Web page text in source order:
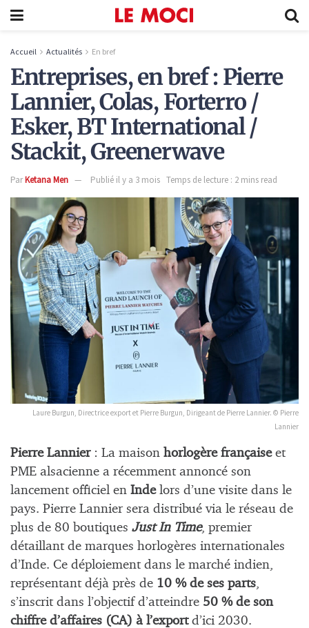
Accueil Actualités En bref
Entreprises, en bref : Pierre
Lannier, Colas, Forterro /
Esker, BT International /
Stackit, Greenerwave
ParKetana Men Publié il y a 3 mois Temps de lecture : 2 mins read
Laure Burgun, Directrice export et Pierre Burgun, Dirigeant de Pierre Lannier. © Pierre
Lannier
Pierre Lannier: La maison horlogère françaiseet
PME alsacienne a récemment annoncé son
lancement officiel en Indelors d’une visite dans le
pays. Pierre Lannier sera distribué via le réseau de
plus de 80 boutiques Just In Time, premier
détaillant de marques horlogères internationales
d’Inde. Ce déploiement dans le marché indien,
représentant déjà près de 10 % de ses parts
s’inscrit dans l’objectif d’atteindre 50 % de son
chiffre d’affaires (CA) à l’exportd’ici 2030.